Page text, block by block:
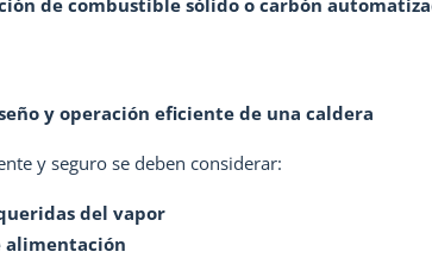
de combustible sólido o carbón
y operación eficiente de una caldera
y seguro se deben considerar:
del vapor
alimentación